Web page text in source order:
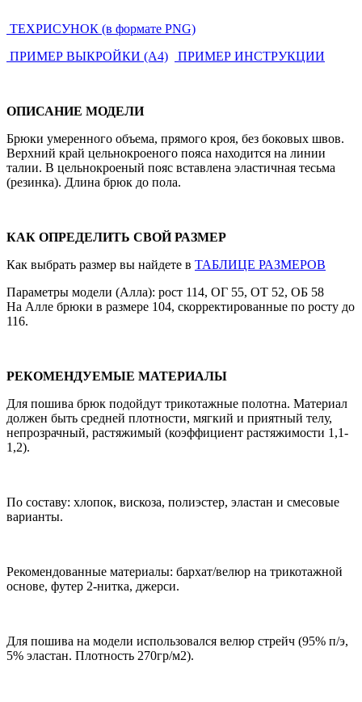
ТЕХРИСУНОК (в формате PNG)
ПРИМЕР ВЫКРОЙКИ (А4)
ПРИМЕР ИНСТРУКЦИИ
ОПИСАНИЕ МОДЕЛИ
Брюки умеренного объема, прямого кроя, без боковых швов.
Верхний край цельнокроеного пояса находится на линии
талии. В цельнокроеный пояс вставлена эластичная тесьма
(резинка). Длина брюк до пола.
КАК ОПРЕДЕЛИТЬ СВОЙ РАЗМЕР
Как выбрать размер вы найдете в ТАБЛИЦЕ РАЗМЕРОВ
Параметры модели (Алла): рост 114, ОГ 55, ОТ 52, ОБ 58
На Алле брюки в размере 104, скорректированные по росту до
116.
РЕКОМЕНДУЕМЫЕ МАТЕРИАЛЫ
Для пошива брюк подойдут трикотажные полотна. Материал
должен быть средней плотности, мягкий и приятный телу,
непрозрачный, растяжимый (коэффициент растяжимости 1,1-
1,2).
По составу: хлопок, вискоза, полиэстер, эластан и смесовые
варианты.
Рекомендованные материалы: бархат/велюр на трикотажной
основе, футер 2-нитка, джерси.
Для пошива на модели использовался велюр стрейч (95% п/э,
5% эластан. Плотность 270гр/м2).